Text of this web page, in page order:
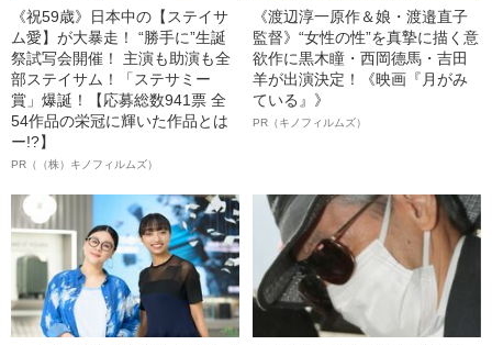
《祝59歳》日本中の【ステイサ
ム愛】が大暴走！ “勝手に”生誕
祭試写会開催！ 主演も助演も全
部ステイサム！「ステサミー
賞」爆誕！【応募総数941票 全
54作品の栄冠に輝いた作品とは
ー!?】
PR（（株）キノフィルムズ）
《渡辺淳一原作＆娘・渡邉直子
監督》“女性の性”を真摯に描く意
欲作に黒木瞳・西岡德馬・吉田
羊が出演決定！《映画『月がみ
ている』》
PR（キノフィルムズ）